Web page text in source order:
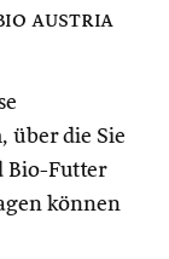
austria
über die Sie
Bio-Futter
können